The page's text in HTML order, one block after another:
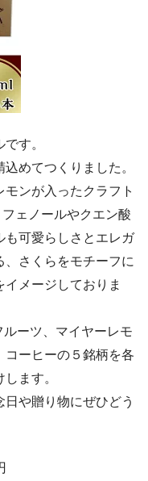
す。
めてつくりました。
ンが入ったクラフト
ェノールやクエン酸
も可愛らしさとエレガ
、さくらをモチーフに
メージしておりま
ーツ、マイヤーレモ
コーヒーの５銘柄を各
ます。
や贈り物にぜひどう